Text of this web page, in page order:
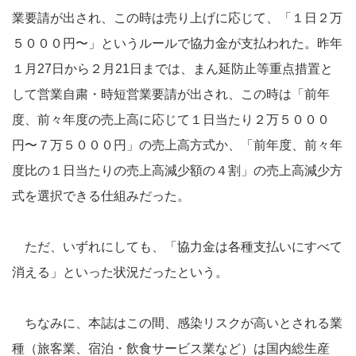
業要請が出され、この時は売り上げに応じて、「１日２万
５０００円〜」というルールで協力金が支払われた。昨年
１月27日から２月21日までは、まん延防止等重点措置と
して営業自粛・時短営業要請が出され、この時は「前年
度、前々年度の売上高に応じて１日当たり２万５０００
円〜７万５０００円」の売上高方式か、「前年度、前々年
度比の１日当たりの売上高減少額の４割」の売上高減少方
式を選択できる仕組みだった。
ただ、いずれにしても、「協力金は各種支払いにすべて
消える」といった状況だったという。
ちなみに、本誌はこの間、感染リスクが高いとされる業
種（旅客業、宿泊・飲食サービス業など）は国内総生産